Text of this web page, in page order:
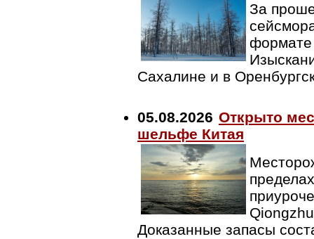
За
формате
Сахалине и в
05.08.2026 Открыто
шельфе Китая
Доказанные запасы